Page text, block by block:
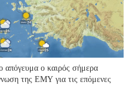
απόγευμα ο καιρός σήμερα
της ΕΜΥ για τις επόμενες